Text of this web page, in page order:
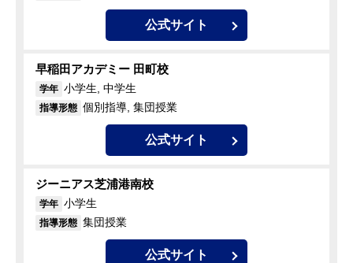
公式サイト
早稲田アカデミー 田町校
学年 小学生, 中学生
指導形態 個別指導, 集団授業
公式サイト
ジーニアス芝浦港南校
学年 小学生
指導形態 集団授業
公式サイト